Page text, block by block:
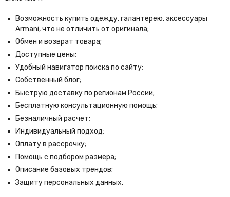
Возможность купить одежду, галантерею, аксессуары
Armani, что не отличить от оригинала;
Обмен и возврат товара;
Доступные цены;
Удобный навигатор поиска по сайту;
Собственный блог;
Быструю доставку по регионам России;
Бесплатную консультационную помощь;
Безналичный расчет;
Индивидуальный подход;
Оплату в рассрочку;
Помощь с подбором размера;
Описание базовых трендов;
Защиту персональных данных.